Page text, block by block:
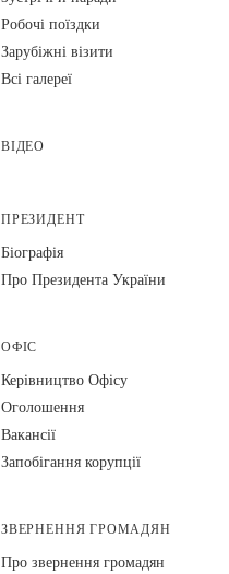
Робочі поїздки
Зарубіжні візити
Всі галереї
ВІДЕО
ПРЕЗИДЕНТ
Біографія
Про Президента України
ОФІС
Керівництво Офісу
Оголошення
Вакансії
Запобігання корупції
ЗВЕРНЕННЯ ГРОМАДЯН
Про звернення громадян